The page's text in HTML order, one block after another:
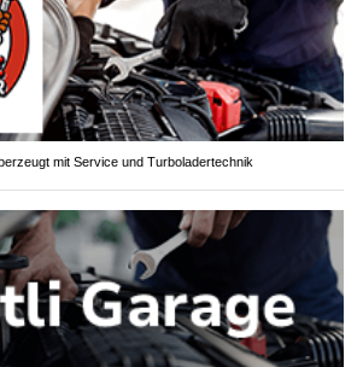
mit Service und Turboladertechnik